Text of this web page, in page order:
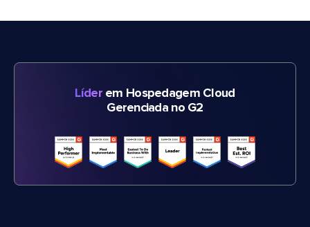
Líderem Hospedagem Cloud
Gerenciada no G2